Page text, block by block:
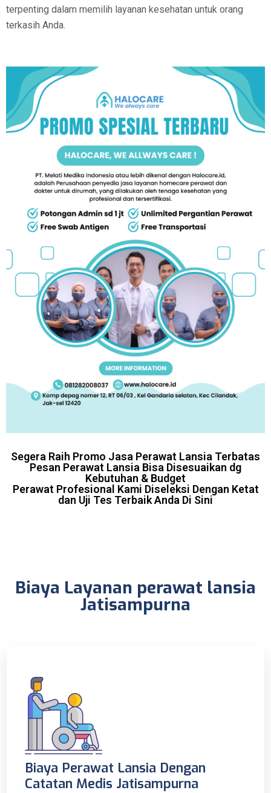
terpenting dalam memilih layanan kesehatan untuk orang
terkasih Anda.
Segera Raih Promo Jasa Perawat Lansia Terbatas
Pesan Perawat Lansia Bisa Disesuaikan dg
Kebutuhan & Budget
Perawat Profesional Kami Diseleksi Dengan Ketat
dan Uji Tes Terbaik Anda Di Sini
Biaya Layanan perawat lansia
Jatisampurna
Biaya Perawat Lansia Dengan
Catatan Medis Jatisampurna